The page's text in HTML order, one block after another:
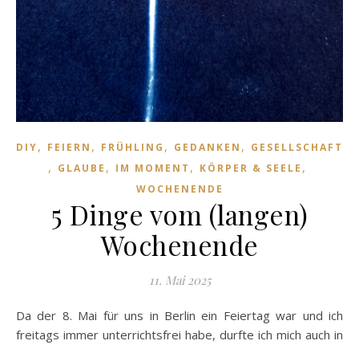
DIY, FEIERN , FRÜHLING , GEDANKEN , GESELLSCHAFT
, GLAUBE , IM MOMENT , KÖRPER & SEELE ,
WOCHENENDE
5 Dinge vom (langen)
Wochenende
11. Mai 2025
Da der 8. Mai für uns in Berlin ein Feiertag war und ich
freitags immer unterrichtsfrei habe, durfte ich mich auch in